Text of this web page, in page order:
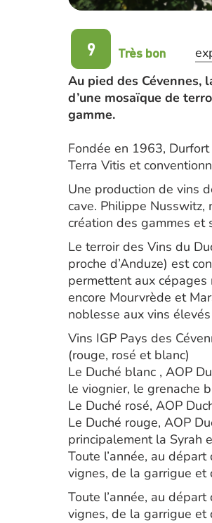
9 Très bon
Au pied des Cévennes,
d’une mosaïque de
gamme.
Fondée en 1963,
Terra Vitis et
Une production de vins
cave. Philippe Nusswitz,
création des gammes et
Le terroir des Vins du
proche d’Anduze) est
permettent aux cépages
encore Mourvrède et
noblesse aux vins
Vins IGP Pays des
(rouge, rosé et blanc)
Le Duché blanc , AOP
le viognier, le grenache
Le Duché rosé, AOP
Le Duché rouge, AOP
principalement la Syrah
Toute l’année, au
vignes, de la garrigue et
Toute l’année, au
vignes, de la garrigue et